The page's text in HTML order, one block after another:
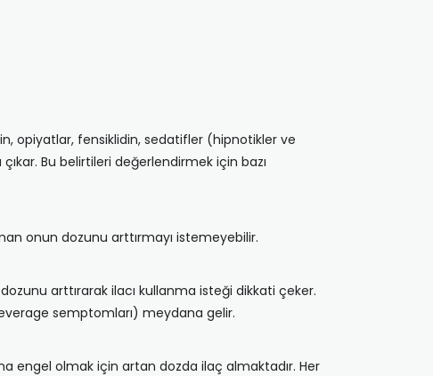
opiyatlar, fensiklidin, sedatifler (hipnotikler ve
Bu belirtileri değerlendirmek için bazı
onun dozunu arttırmayı istemeyebilir.
arttırarak ilacı kullanma isteği dikkati çeker.
semptomları) meydana gelir.
engel olmak için artan dozda ilaç almaktadır. Her